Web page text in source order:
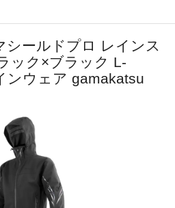
シールドプロ レインス
ック×ブラック L-
ンウェア gamakatsu